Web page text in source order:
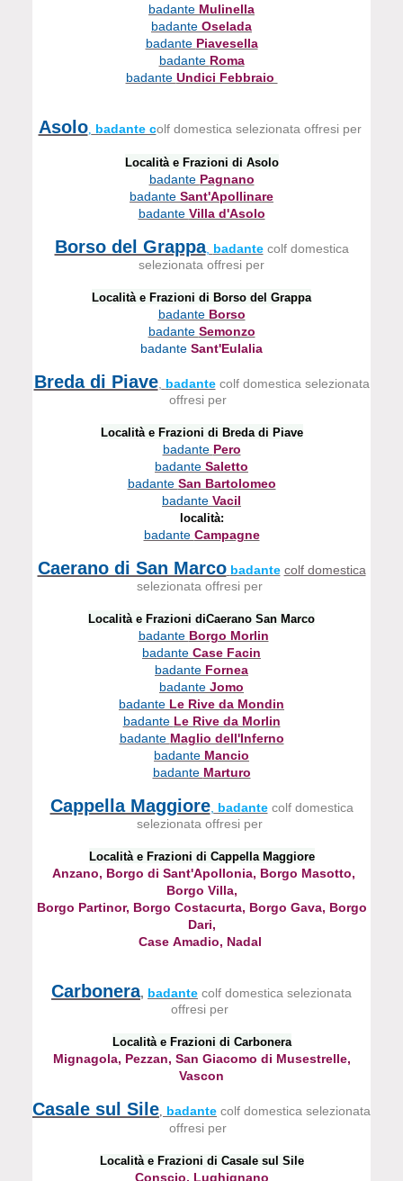
badante Mulinella
badante Oselada
badante Piavesella
badante Roma
badante Undici Febbraio
Asolo, badante colf domestica selezionata offresi per
Località e Frazioni di Asolo
badante Pagnano
badante Sant'Apollinare
badante Villa d'Asolo
Borso del Grappa, badante colf domestica
selezionata offresi per
Località e Frazioni di Borso del Grappa
badante Borso
badante Semonzo
badante Sant'Eulalia
Breda di Piave, badante colf domestica selezionata
offresi per
Località e Frazioni di Breda di Piave
badante Pero
badante Saletto
badante San Bartolomeo
badante Vacil
località:
badante Campagne
Caerano di San Marco badante colf domestica
selezionata offresi per
Località e Frazioni diCaerano San Marco
badante Borgo Morlin
badante Case Facin
badante Fornea
badante Jomo
badante Le Rive da Mondin
badante Le Rive da Morlin
badante Maglio dell'Inferno
badante Mancio
badante Marturo
Cappella Maggiore, badante colf domestica
selezionata offresi per
Località e Frazioni di Cappella Maggiore
Anzano, Borgo di Sant'Apollonia, Borgo Masotto,
Borgo Villa,
Borgo Partinor, Borgo Costacurta, Borgo Gava, Borgo
Dari,
Case Amadio, Nadal
Carbonera, badante colf domestica selezionata
offresi per
Località e Frazioni di Carbonera
Mignagola, Pezzan, San Giacomo di Musestrelle,
Vascon
Casale sul Sile badante colf domestica selezionata
offresi per
Località e Frazioni di Casale sul Sile
Conscio, Lughignano